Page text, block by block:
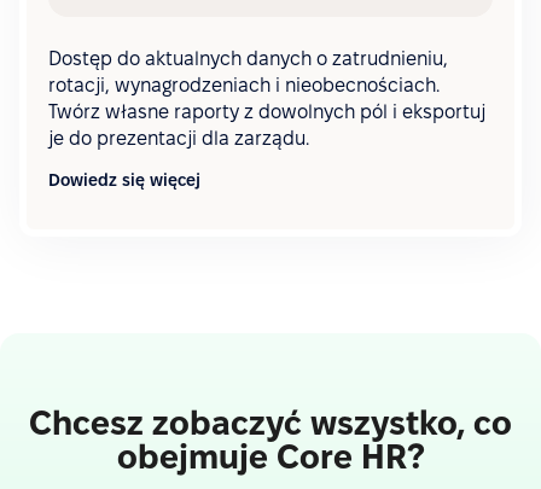
Dostęp do aktualnych danych o zatrudnieniu,
rotacji, wynagrodzeniach i nieobecnościach.
Twórz własne raporty z dowolnych pól i eksportuj
je do prezentacji dla zarządu.
Dowiedz się więcej
Chcesz zobaczyć wszystko, co
obejmuje Core HR?